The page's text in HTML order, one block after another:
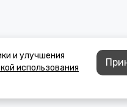
характер и ни при каких
и улучшения
использования